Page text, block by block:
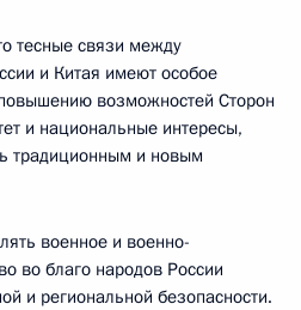
тесные связи между
и Китая имеют особое
возможностей Сторон
и национальные интересы,
традиционным и новым
военное и военно-
во благо народов России
и региональной безопасности.